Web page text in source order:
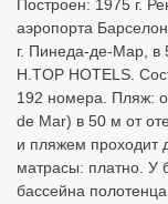
Пинеда де Мар,
домашних
до 10:00